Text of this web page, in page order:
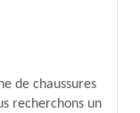
de chaussures
recherchons un